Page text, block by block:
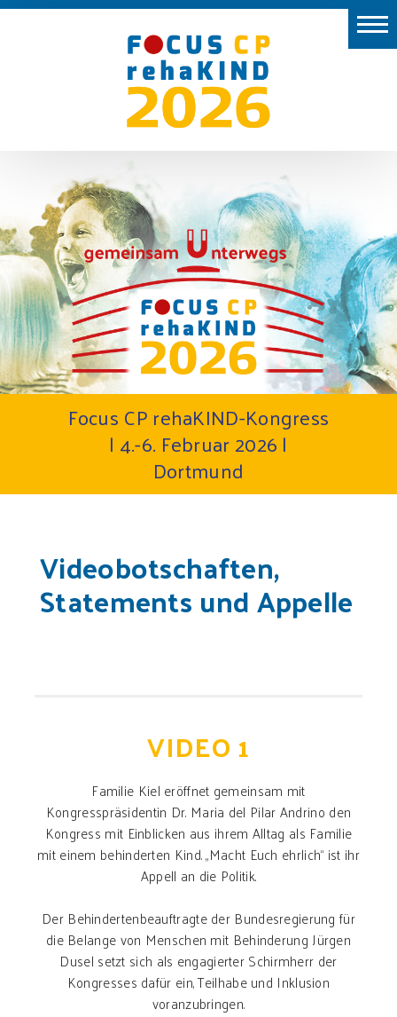
Aussteller
Ort
Programm
Preise
Kongresspräsidium
2026
Focus CP rehaKIND-Kongress
| 4.-6. Februar 2026 |
Dortmund
Videobotschaften,
Statements und Appelle
VIDEO 1
Familie Kiel eröffnet gemeinsam mit
Kongresspräsidentin Dr. Maria del Pilar Andrino den
Kongress mit Einblicken aus ihrem Alltag als Familie
mit einem behinderten Kind. „Macht Euch ehrlich“ ist ihr
Appell an die Politik.
Der Behindertenbeauftragte der Bundesregierung für
die Belange von Menschen mit Behinderung Jürgen
Dusel setzt sich als engagierter Schirmherr der
Kongresses dafür ein, Teilhabe und Inklusion
voranzubringen.